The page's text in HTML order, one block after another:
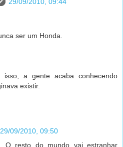
ser um Honda.
a gente acaba conhecendo
existir.
29/09/2010, 09:50
O resto do mundo vai estranhar